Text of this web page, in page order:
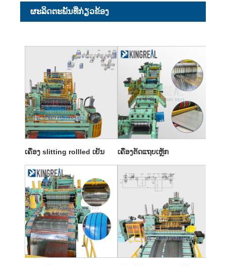
ຜະ​ລິດ​ຕະ​ພັນ​ທີ່​ກ່ຽວ​ຂ້ອງ
ເຄື່ອງ slitting rollled ເຢັນ ເຄື່ອງຕັດແຖບເຫຼັກ